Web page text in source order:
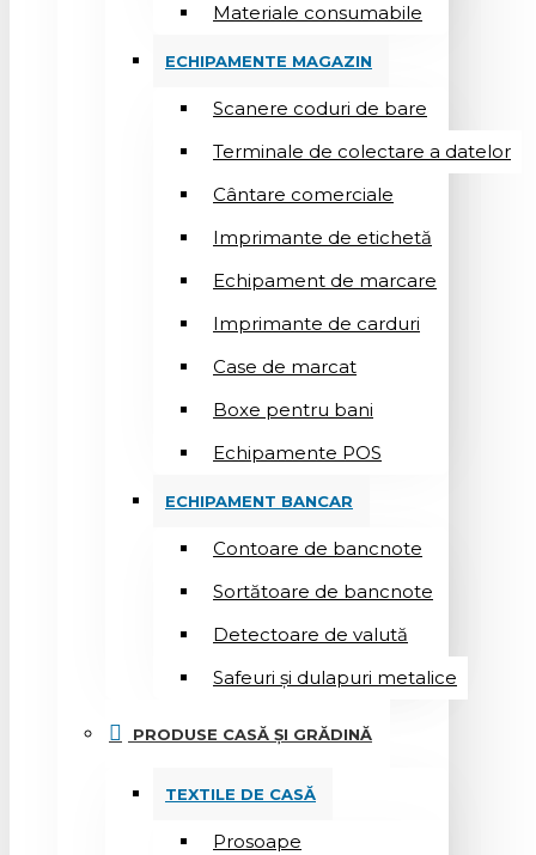
Materiale consumabile
ECHIPAMENTE MAGAZIN
Scanere coduri de bare
Terminale de colectare a datelor
Cântare comerciale
Imprimante de etichetă
Echipament de marcare
Imprimante de carduri
Case de marcat
Boxe pentru bani
Echipamente POS
ECHIPAMENT BANCAR
Contoare de bancnote
Sortătoare de bancnote
Detectoare de valută
Safeuri și dulapuri metalice
PRODUSE CASĂ ȘI GRĂDINĂ
TEXTILE DE CASĂ
Prosoape